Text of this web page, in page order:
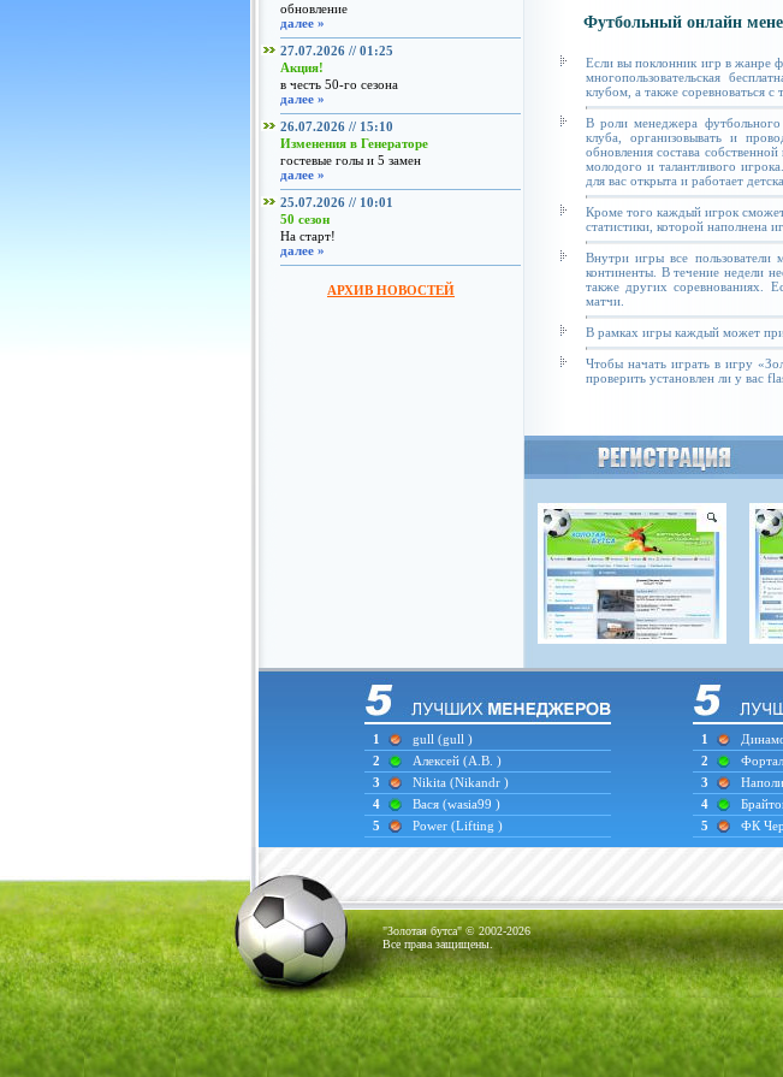
обновление
далее »
27.07.2026 // 01:25
Акция!
в честь 50-го сезона
далее »
26.07.2026 // 15:10
Изменения в Генераторе
гостевые голы и 5 замен
далее »
25.07.2026 // 10:01
50 сезон
На старт!
далее »
АРХИВ НОВОСТЕЙ
Футбольный онлайн
Если вы поклонник игр в жанре
многопользовательская
клубом, а также соревноваться с
В роли менеджера
клуба, организовывать и
обновления состава
молодого и талантливого
для вас открыта и работает
Кроме того каждый игрок
статистики, которой наполнена
Внутри игры все
континенты. В течение недели
также других соревнованиях.
матчи.
В рамках игры каждый может
Чтобы начать играть в игру
проверить установлен ли у вас
1 gull (gull )
2
Алексей (А.В. )
3
Nikita (Nikandr )
4
Вася (wasia99 )
5
Power (Lifting )
1
2
3
Наполи
4
5
ФК
"Золотая бутса" © 2002-2026
Все права защищены.